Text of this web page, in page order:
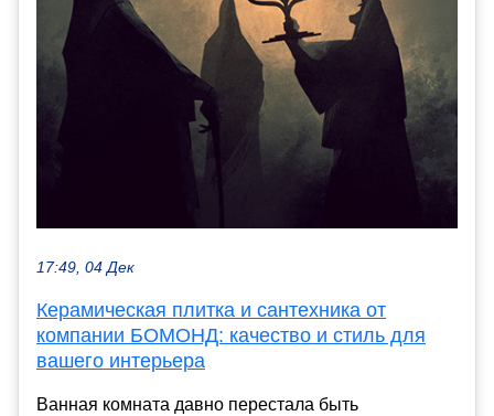
17:49, 04 Дек
Керамическая плитка и сантехника от
компании БОМОНД: качество и стиль для
вашего интерьера
Ванная комната давно перестала быть